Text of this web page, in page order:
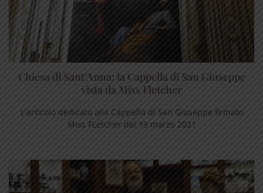
Chiesa di Sant’Anna: la Cappella di San Giuseppe
vista da Miss Fletcher
L'articolo dedicato alla Cappella di San Giuseppe firmato
Miss FLetcher del 19 marzo 2021